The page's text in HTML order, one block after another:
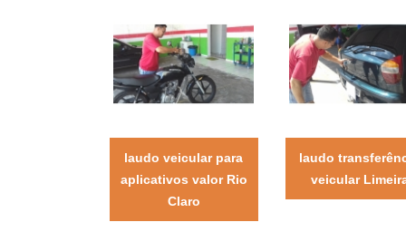
laudo veicular para
aplicativos valor Rio
Claro
laudo
veicular